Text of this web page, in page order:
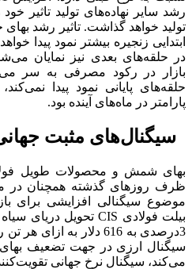
رشد سایر نهاده‌های تولید تاثیر
تولید خواهد گذاشت. تاثیر رشد
ابتدایی زنجیره بیشتر نمود پیدا
در حلقه‌های بعدی نیز نمایان
بازار در رکود مصرفی به سر
حلقه‌های پایانی نمود پیدا
پارامتر در ماه‌های آینده بود.
سیگنال‌های مثبت
بهای شمش و محصولات طویل
ظرف روزهای گذشته همچنان در
موضوع سیگنالی افزایشی برای
3درصدی به 616 دلار به
سیگنال ارزی در جهت تضعیف بهای
می‌کند، سیگنال نرخ جهانی